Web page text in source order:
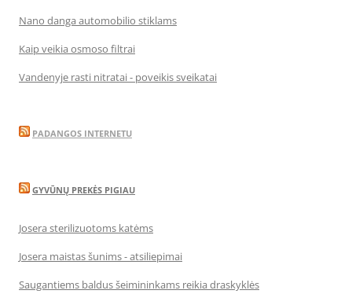
Nano danga automobilio stiklams
Kaip veikia osmoso filtrai
Vandenyje rasti nitratai - poveikis sveikatai
PADANGOS INTERNETU
GYVŪNŲ PREKĖS PIGIAU
Josera sterilizuotoms katėms
Josera maistas šunims - atsiliepimai
Saugantiems baldus šeimininkams reikia draskyklės